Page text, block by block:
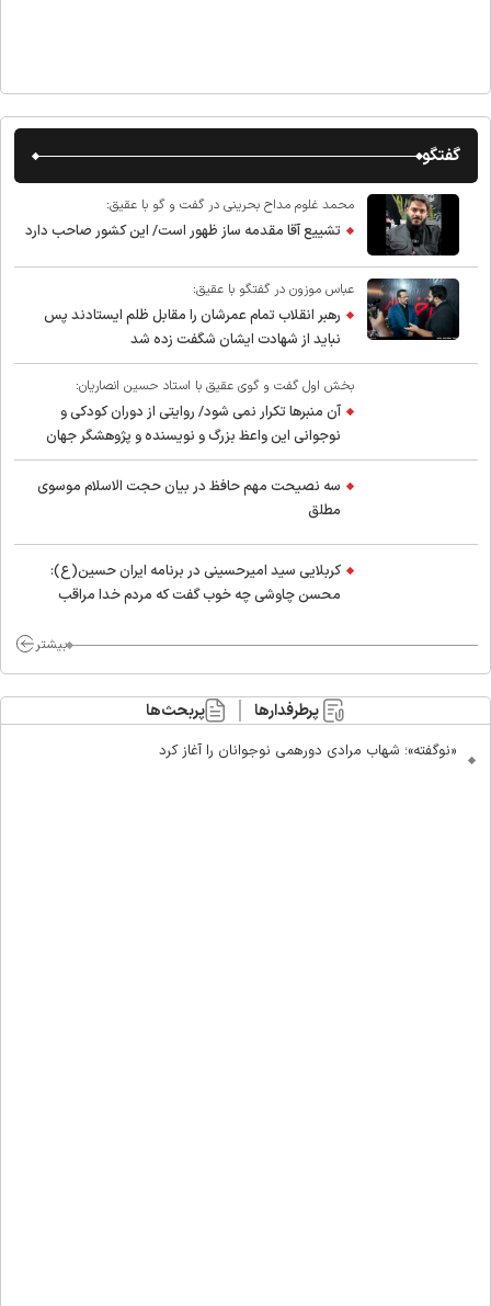
گفتگو
محمد غلوم مداح بحرینی در گفت و گو با عقیق:
تشییع آقا مقدمه ساز ظهور است/ این کشور صاحب دارد
عباس موزون در گفتگو با عقیق:
رهبر انقلاب تمام عمرشان را مقابل ظلم ایستادند پس
نباید از شهادت ایشان شگفت زده شد
بخش اول گفت و گوی عقیق با استاد حسین انصاریان:
آن منبرها تکرار نمی شود/ روایتی از دوران کودکی و
نوجوانی این واعظ بزرگ و نویسنده و پژوهشگر جهان
اسلام
سه نصیحت مهم حافظ در بیان حجت الاسلام موسوی
مطلق
کربلایی سید امیر‌حسینی در برنامه ایران حسین(ع):
محسن چاوشی چه خوب گفت که مردم خدا مراقب
بیشتر
پرطرفدارها پربحث‌ها
«نوگفته»؛ شهاب مرادی دورهمی نوجوانان را آغاز کرد